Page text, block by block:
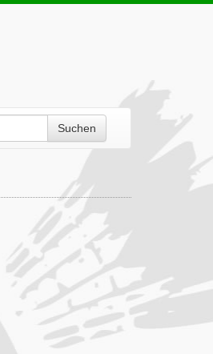
Suchen